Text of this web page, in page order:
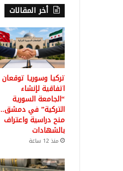
أخر المقالات
تركيا وسوريا توقعان
اتفاقية لإنشاء
“الجامعة السورية
التركية” في دمشق..
منح دراسية واعتراف
بالشهادات
منذ 12 ساعة